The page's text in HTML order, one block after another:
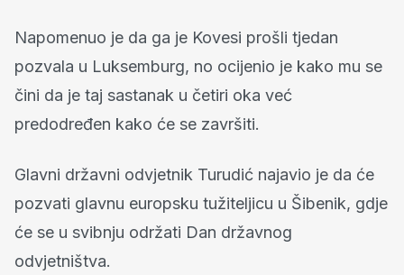
Napomenuo je da ga je Kovesi prošli tjedan
pozvala u Luksemburg, no ocijenio je kako mu se
čini da je taj sastanak u četiri oka već
predodređen kako će se završiti.
Glavni državni odvjetnik Turudić najavio je da će
pozvati glavnu europsku tužiteljicu u Šibenik, gdje
će se u svibnju održati Dan državnog
odvjetništva.